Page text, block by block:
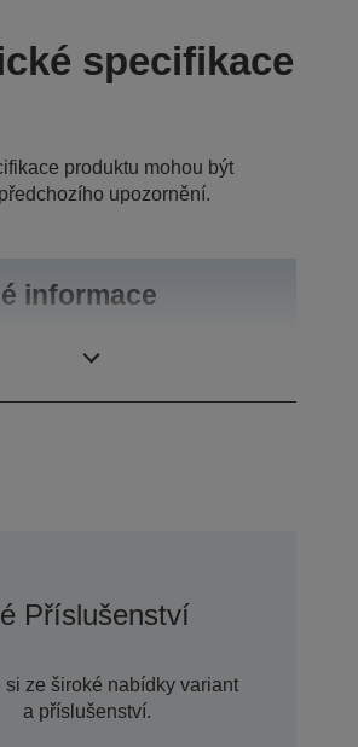
specifikace
produktu mohou být
upozornění.
informace
Příslušenství
si ze široké nabídky variant
a příslušenství.